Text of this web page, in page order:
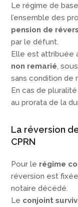
Le régime de
l’ensemble des
pension de
par le défunt.
Elle est attribuée
non remarié,
sans condition de
En cas de
au prorata de la
La réversion
CPRN
Pour le régime
réversion est
notaire décédé.
Le conjoint